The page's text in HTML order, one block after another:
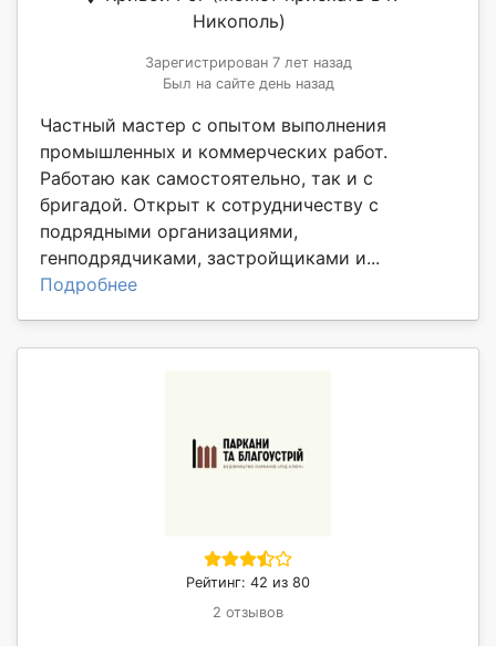
Никополь)
Зарегистрирован 7 лет назад
Был на сайте день назад
Частный мастер с опытом выполнения
промышленных и коммерческих работ.
Работаю как самостоятельно, так и с
бригадой. Открыт к сотрудничеству с
подрядными организациями,
генподрядчиками, застройщиками и...
Подробнее
Рейтинг: 42 из 80
2 отзывов